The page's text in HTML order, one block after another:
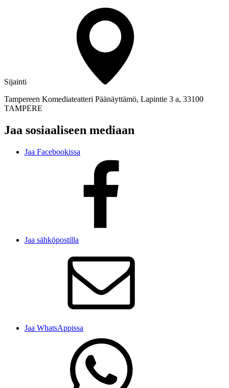
Sijainti
Tampereen Komediateatteri Päänäyttämö, Lapintie 3 a, 33100
TAMPERE
Jaa sosiaaliseen mediaan
Jaa Facebookissa
Jaa sähköpostilla
Jaa WhatsAppissa